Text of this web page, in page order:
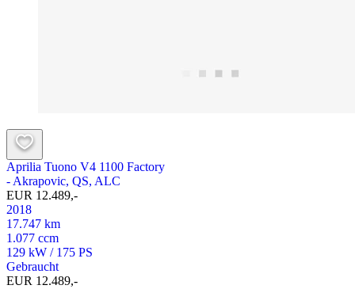
Aprilia Tuono V4 1100 Factory
- Akrapovic, QS, ALC
EUR 12.489,-
2018
17.747 km
1.077 ccm
129 kW / 175 PS
Gebraucht
EUR 12.489,-